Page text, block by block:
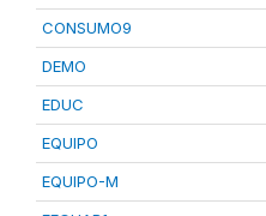
CONSUMO9
DEMO
EDUC
EQUIPO
EQUIPO-M